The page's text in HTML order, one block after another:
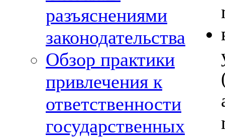
разъяснениями
законодательства
Обзор практики
привлечения к
ответственности
государственных